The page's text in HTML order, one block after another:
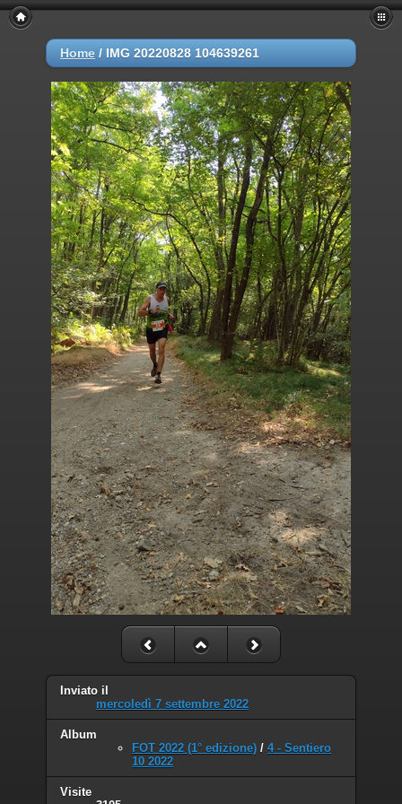
Home / IMG 20220828 104639261
Inviato il
mercoledì 7 settembre 2022
Album
FOT 2022 (1° edizione) / 4 - Sentiero
10 2022
Visite